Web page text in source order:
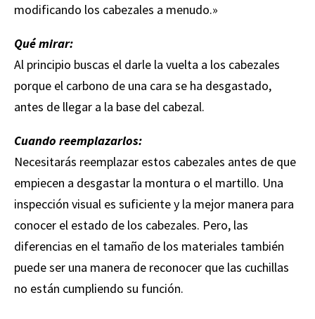
modificando los cabezales a menudo.»
Qué mirar:
Al principio buscas el darle la vuelta a los cabezales
porque el carbono de una cara se ha desgastado,
antes de llegar a la base del cabezal.
Cuando reemplazarlos:
Necesitarás reemplazar estos cabezales antes de que
empiecen a desgastar la montura o el martillo. Una
inspección visual es suficiente y la mejor manera para
conocer el estado de los cabezales. Pero, las
diferencias en el tamaño de los materiales también
puede ser una manera de reconocer que las cuchillas
no están cumpliendo su función.